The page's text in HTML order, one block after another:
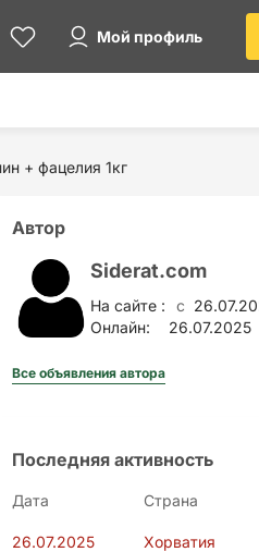
Мой профиль
+ фацелия 1кг
Автор
Siderat.com
На сайте : c
Онлайн:
26.07.2025
Все объявления автора
Последняя активность
Дата Страна
26.07.2025 Хорватия